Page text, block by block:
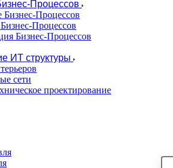
Процессов
Бизнес-Процессов
Процессов
Бизнес-Процессов
ИТ структуры
сети
проектирование